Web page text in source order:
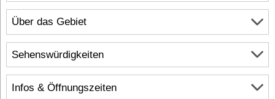
Über das Gebiet
Infos & Öffnungszeiten
Sehenswürdigkeiten